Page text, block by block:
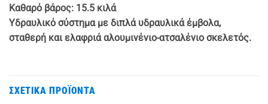
Καθαρό βάρος: 15.5 κιλά
Υδραυλικό σύστημα με διπλά υδραυλικά έμβολα,
σταθερή και ελαφριά αλουμινένιο-ατσαλένιο σκελετός.
ΣΧΕΤΙΚΆ ΠΡΟΪΌΝΤΑ